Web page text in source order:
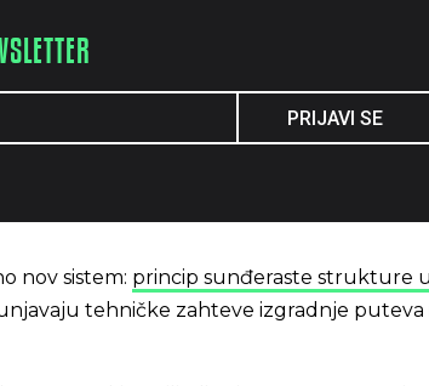
PRIJAVI SE
nov sistem: princip sunđeraste strukture
tehničke zahteve izgradnje puteva